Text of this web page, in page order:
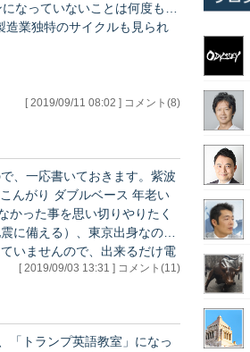
なっていないことは何度もわ
測数値というよりもあくまでも
[ 2019/09/11 08:02 ] コメント(8)
、一応書いておきます。紫波
かった事を思い切りやりたく
。 予算から考えると、オガー
[ 2019/09/03 13:31 ] コメント(11)
「トランプ英語教室」になっ